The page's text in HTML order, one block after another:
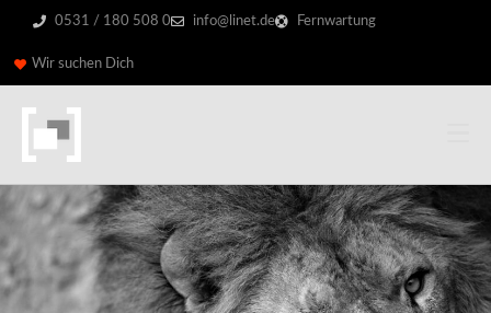
0531 / 180 508 0 info@linet.de Fernwartung
Wir suchen Dich